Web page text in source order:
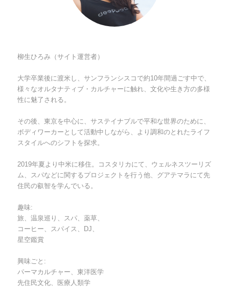
柳生ひろみ（サイト運営者）
大学卒業後に渡米し、サンフランシスコで約10年間過ごす中で、
様々なオルタナティブ・カルチャーに触れ、文化や生き方の多様
性に魅了される。
その後、東京を中心に、サステイナブルで平和な世界のために、
ボディワーカーとして活動中しながら、より調和のとれたライフ
スタイルへのシフトを探求。
2019年夏より中米に移住。コスタリカにて、ウェルネスツーリズ
ム、スパなどに関するプロジェクトを行う他、グアテマラにて先
住民の叡智を学んでいる。
趣味:
旅、温泉巡り、スパ、薬草、
コーヒー、スパイス、DJ、
星空鑑賞
興味ごと:
パーマカルチャー、東洋医学
先住民文化、医療人類学